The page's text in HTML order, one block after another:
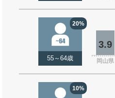
20%
55～64歳
3.9
岡山県
10%